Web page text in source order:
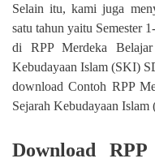
Selain itu, kami juga
satu tahun yaitu Semester
di RPP Merdeka
Kebudayaan Islam (SKI)
download Contoh RPP
Sejarah Kebudayaan
Download